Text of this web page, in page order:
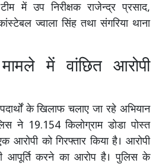
में उप निरीक्षक राजेन्द्र प्रसाद,
ज्वाला सिंह तथा संगरिया थाना
मामले में वांछित आरोपी
के खिलाफ चलाए जा रहे अभियान
ने 19.154 किलोग्राम डोडा पोस्त
आरोपी को गिरफ्तार किया है। आरोपी
आपूर्ति करने का आरोप है। पुलिस के